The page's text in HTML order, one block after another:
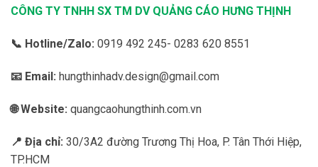
CÔNG TY TNHH SX TM DV QUẢNG CÁO HƯNG THỊNH
📞 Hotline/Zalo: 0919 492 245- 0283 620 8551
📧 Email: hungthinhadv.design@gmail.com
🌐 Website: quangcaohungthinh.com.vn
📍 Địa chỉ: 30/3A2 đường Trương Thị Hoa, P. Tân Thới Hiệp,
TP.HCM